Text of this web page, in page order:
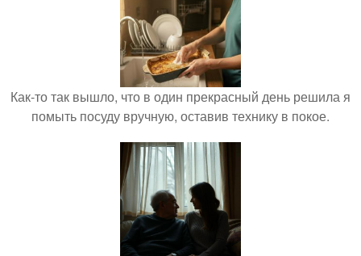
Как-то так вышло, что в один прекрасный день решила я
помыть посуду вручную, оставив технику в покое.